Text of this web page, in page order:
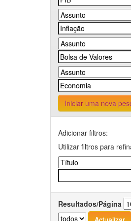
Iniciar uma nova
Adicionar filtros:
Utilizar filtros para
Resultados/Página